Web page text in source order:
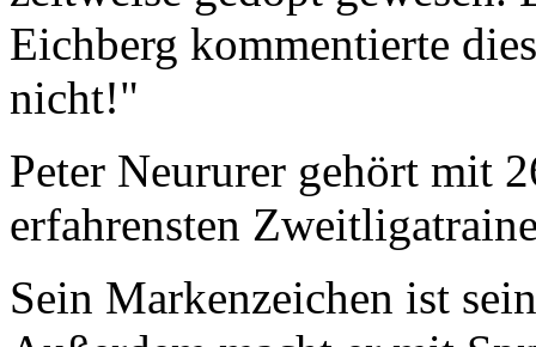
Eichberg kommentierte
nicht!"
Peter Neururer gehört mit
erfahrensten
Sein Markenzeichen ist